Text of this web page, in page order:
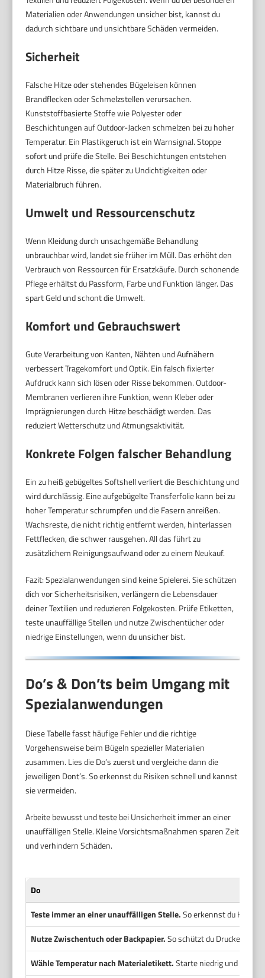
Materialien oder Anwendungen unsicher bist, kannst du
dadurch sichtbare und unsichtbare Schäden vermeiden.
Sicherheit
Falsche Hitze oder stehendes Bügeleisen können
Brandflecken oder Schmelzstellen verursachen.
Kunststoffbasierte Stoffe wie Polyester oder
Beschichtungen auf Outdoor-Jacken schmelzen bei zu hoher
Temperatur. Ein Plastikgeruch ist ein Warnsignal. Stoppe
sofort und prüfe die Stelle. Bei Beschichtungen entstehen
durch Hitze Risse, die später zu Undichtigkeiten oder
Materialbruch führen.
Umwelt und Ressourcenschutz
Wenn Kleidung durch unsachgemäße Behandlung
unbrauchbar wird, landet sie früher im Müll. Das erhöht den
Verbrauch von Ressourcen für Ersatzkäufe. Durch schonende
Pflege erhältst du Passform, Farbe und Funktion länger. Das
spart Geld und schont die Umwelt.
Komfort und Gebrauchswert
Gute Verarbeitung von Kanten, Nähten und Aufnähern
verbessert Tragekomfort und Optik. Ein falsch fixierter
Aufdruck kann sich lösen oder Risse bekommen. Outdoor-
Membranen verlieren ihre Funktion, wenn Kleber oder
Imprägnierungen durch Hitze beschädigt werden. Das
reduziert Wetterschutz und Atmungsaktivität.
Konkrete Folgen falscher Behandlung
Ein zu heiß gebügeltes Softshell verliert die Beschichtung und
wird durchlässig. Eine aufgebügelte Transferfolie kann bei zu
hoher Temperatur schrumpfen und die Fasern anreißen.
Wachsreste, die nicht richtig entfernt werden, hinterlassen
Fettflecken, die schwer rausgehen. All das führt zu
zusätzlichem Reinigungsaufwand oder zu einem Neukauf.
Fazit: Spezialanwendungen sind keine Spielerei. Sie schützen
dich vor Sicherheitsrisiken, verlängern die Lebensdauer
deiner Textilien und reduzieren Folgekosten. Prüfe Etiketten,
teste unauffällige Stellen und nutze Zwischentücher oder
niedrige Einstellungen, wenn du unsicher bist.
Do’s & Don’ts beim Umgang mit
Spezialanwendungen
Diese Tabelle fasst häufige Fehler und die richtige
Vorgehensweise beim Bügeln spezieller Materialien
zusammen. Lies die Do’s zuerst und vergleiche dann die
jeweiligen Dont’s. So erkennst du Risiken schnell und kannst
sie vermeiden.
Arbeite bewusst und teste bei Unsicherheit immer an einer
unauffälligen Stelle. Kleine Vorsichtsmaßnahmen sparen Zeit
und verhindern Schäden.
Do
Teste immer an einer unauffälligen Stelle.So erkennst du
Nutze Zwischentuch oder Backpapier.So schützt du Drucke,
Wähle Temperatur nach Materialetikett.Starte niedrig und